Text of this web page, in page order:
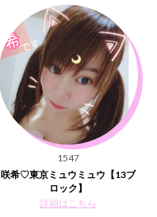
1547
咲希♡東京ミュウミュウ【13ブ
ロック】
詳細はこちら